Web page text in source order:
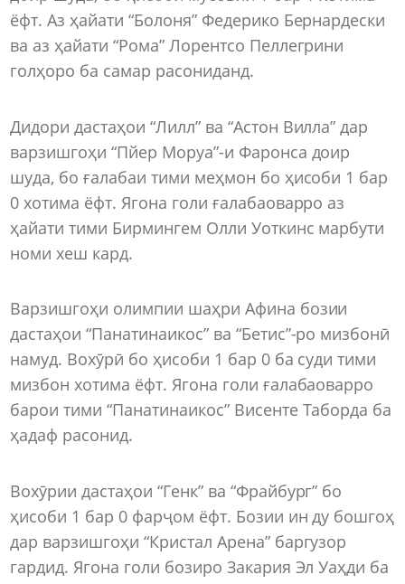
ёфт. Аз ҳайати “Болоня” Федерико Бернардески
ва аз ҳайати “Рома” Лорентсо Пеллегрини
голҳоро ба самар расониданд.
Дидори дастаҳои “Лилл” ва “Астон Вилла” дар
варзишгоҳи “Пйер Моруа”-и Фаронса доир
шуда, бо ғалабаи тими меҳмон бо ҳисоби 1 бар
0 хотима ёфт. Ягона голи ғалабаоварро аз
ҳайати тими Бирмингем Олли Уоткинс марбути
номи хеш кард.
Варзишгоҳи олимпии шаҳри Афина бозии
дастаҳои “Панатинаикос” ва “Бетис”-ро мизбонӣ
намуд. Вохӯрӣ бо ҳисоби 1 бар 0 ба суди тими
мизбон хотима ёфт. Ягона голи ғалабаоварро
барои тими “Панатинаикос” Висенте Таборда ба
ҳадаф расонид.
Вохӯрии дастаҳои “Генк” ва “Фрайбург” бо
ҳисоби 1 бар 0 фарҷом ёфт. Бозии ин ду бошгоҳ
дар варзишгоҳи “Кристал Арена” баргузор
гардид. Ягона голи бозиро Закария Эл Уаҳди ба